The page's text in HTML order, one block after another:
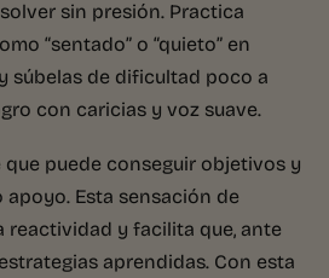
sin presión. Practica
“sentado” o “quieto” en
súbelas de dificultad poco a
con caricias y voz suave.
puede conseguir objetivos y
Esta sensación de
reactividad y facilita que, ante
aprendidas. Con esta